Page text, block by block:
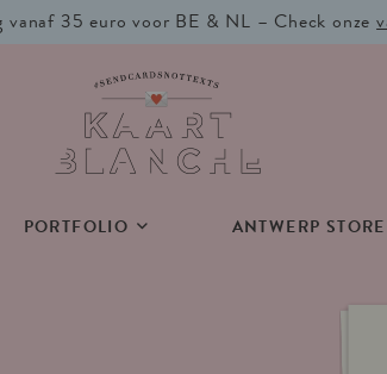
vanaf 35 euro voor BE & NL – Check onze
PORTFOLIO ANTWERP STORE